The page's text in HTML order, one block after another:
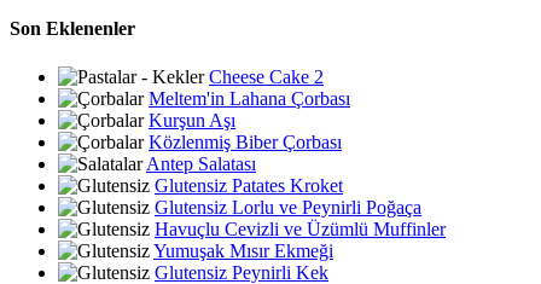
Son Eklenenler
Cheese Cake 2
Meltem'in Lahana Çorbası
Kurşun Aşı
Közlenmiş Biber Çorbası
Antep Salatası
Glutensiz Patates Kroket
Glutensiz Lorlu ve Peynirli Poğaça
Havuçlu Cevizli ve Üzümlü Muffinler
Yumuşak Mısır Ekmeği
Glutensiz Peynirli Kek